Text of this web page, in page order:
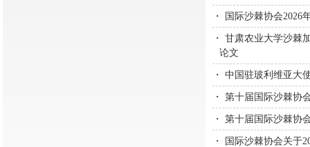
・ 国际沙棘协会2026
・ 甘肃农业大学沙棘
论文
・ 中国驻玻利维亚大
・ 第十届国际沙棘协
・ 第十届国际沙棘协
・ 国际沙棘协会关于